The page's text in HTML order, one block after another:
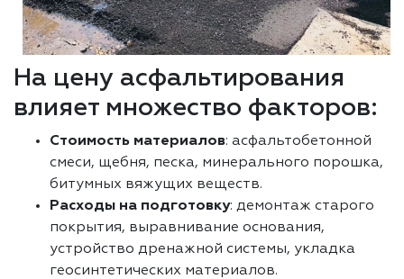
На цену асфальтирования
влияет множество факторов:
Стоимость материалов: асфальтобетонной
смеси, щебня, песка, минерального порошка,
битумных вяжущих веществ.
Расходы на подготовку: демонтаж старого
покрытия, выравнивание основания,
устройство дренажной системы, укладка
геосинтетических материалов.